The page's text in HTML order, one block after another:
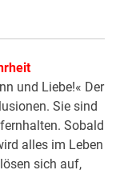
und Liebe!« Der
Sie sind
Sobald
alles im Leben
sich auf,